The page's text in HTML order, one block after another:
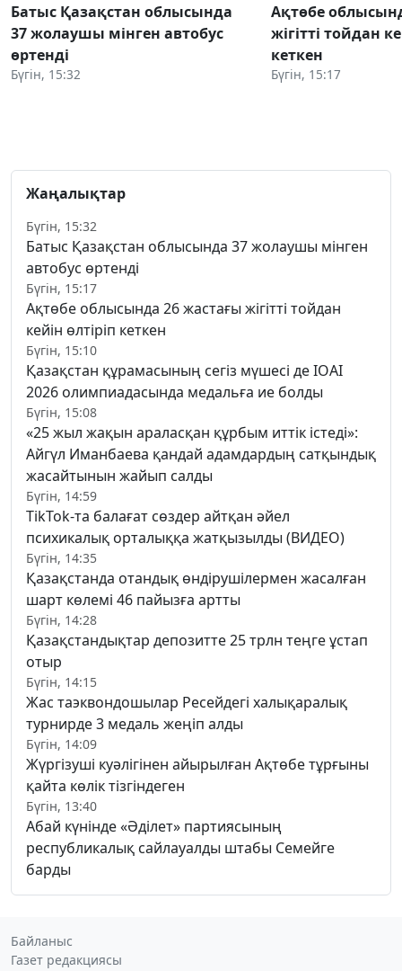
Батыс Қазақстан облысында
37 жолаушы мінген автобус
өртенді
Бүгін, 15:32
Ақтөбе
жігітті тойдан
кеткен
Бүгін, 15:17
Жаңалықтар
Бүгін, 15:32
Батыс Қазақстан облысында 37 жолаушы мінген
автобус өртенді
Бүгін, 15:17
Ақтөбе облысында 26 жастағы жігітті тойдан
кейін өлтіріп кеткен
Бүгін, 15:10
Қазақстан құрамасының сегіз мүшесі де IOAI
2026 олимпиадасында медальға ие болды
Бүгін, 15:08
«25 жыл жақын араласқан құрбым иттік істеді»:
Айгүл Иманбаева қандай адамдардың сатқындық
жасайтынын жайып салды
Бүгін, 14:59
TikTok-та балағат сөздер айтқан әйел
психикалық орталыққа жатқызылды (ВИДЕО)
Бүгін, 14:35
Қазақстанда отандық өндірушілермен жасалған
шарт көлемі 46 пайызға артты
Бүгін, 14:28
Қазақстандықтар депозитте 25 трлн теңге ұстап
отыр
Бүгін, 14:15
Жас таэквондошылар Ресейдегі халықаралық
турнирде 3 медаль жеңіп алды
Бүгін, 14:09
Жүргізуші куәлігінен айырылған Ақтөбе тұрғыны
қайта көлік тізгіндеген
Бүгін, 13:40
Абай күнінде «Әділет» партиясының
республикалық сайлауалды штабы Семейге
барды
Байланыс
Газет редакциясы